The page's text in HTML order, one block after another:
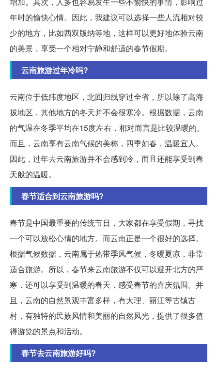
年时的愉快心情。因此，我建议可以选择一些人流相对较
少的地方，比如西双版纳等地，这样可以更好地体验云南
的美景，享受一个相对宁静和舒适的春节假期。
云南旅游过年冷吗?
云南位于低纬度地区，北回归线穿过全省，所以除了高海
拔地区，其他地方的冬天并不会很寒冷。根据数据，云南
的气温在冬季平均在15度左右，相对而言是比较温暖的。
而且，云南享有云南气候的美称，四季如春，温暖宜人。
因此，过年去云南旅游并不会感到冷，而且还能享受到春
天般的温暖。
春节适合到云南旅游吗?
春节是中国最重要的传统节日，大家都在享受假期，寻找
一个可以放松心情的地方。而云南正是一个很好的选择。
根据气候数据，云南属于热带季风气候，冬暖夏凉，非常
适合旅游。所以，春节来云南旅游不仅可以避开北方的严
寒，还可以享受到温暖的春天，感受春节的喜庆氛围。并
且，云南的自然景观丰富多样，有大理、丽江等古镇古
村，有独特的民族风情和美丽的自然风光，提供了很多值
得游览的景点和活动。
春节去云南旅游好吗?